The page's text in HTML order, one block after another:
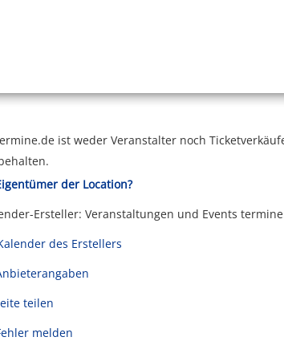
ist weder Veranstalter noch
der Location?
Ersteller: Veranstaltungen und Events
des Erstellers
teilen
melden